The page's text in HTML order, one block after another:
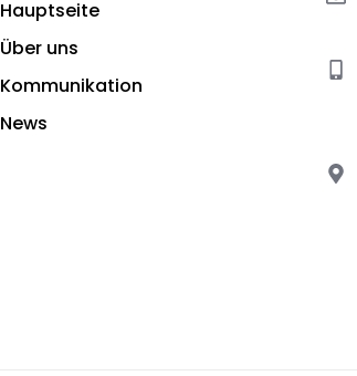
Hauptseite
Über uns
Kommunikation
News